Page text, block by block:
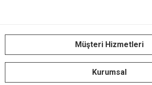
Müşteri Hizmetleri
Kurumsal